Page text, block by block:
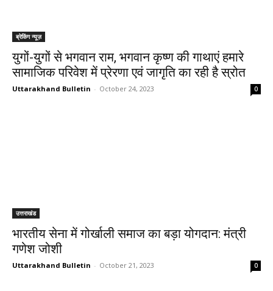
ब्रेकिंग न्यूज़
युगों-युगों से भगवान राम, भगवान कृष्ण की गाथाएं हमारे
सामाजिक परिवेश में प्रेरणा एवं जागृति का रही है स्रोत
Uttarakhand Bulletin - October 24, 2023 0
उत्तराखंड
भारतीय सेना में गोर्खाली समाज का बड़ा योगदान: मंत्री
गणेश जोशी
Uttarakhand Bulletin - October 21, 2023 0